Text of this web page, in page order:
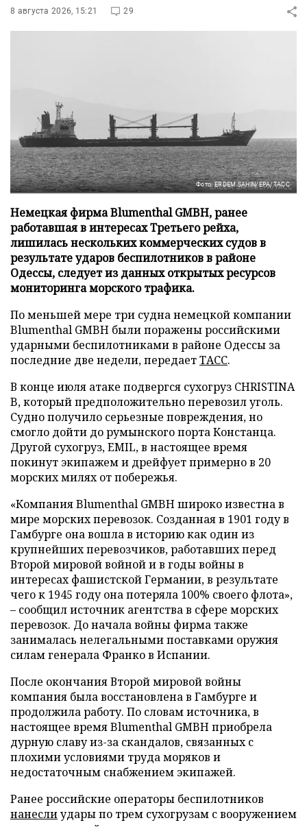
8 августа 2026, 15:21 29
Фото: ERDEM SAHIN/EPA/ТАСС
Немецкая фирма Blumenthal GMBH, ранее
работавшая в интересах Третьего рейха,
лишилась нескольких коммерческих судов в
результате ударов беспилотников в районе
Одессы, следует из данных открытых ресурсов
мониторинга морского трафика.
По меньшей мере три судна немецкой компании
Blumenthal GMBH были поражены российскими
ударными беспилотниками в районе Одессы за
последние две недели, передаетТАСС.
В конце июля атаке подвергся сухогруз CHRISTINA
B, который предположительно перевозил уголь.
Судно получило серьезные повреждения, но
смогло дойти до румынского порта Констанца.
Другой сухогруз, EMIL, в настоящее время
покинут экипажем и дрейфует примерно в 20
морских милях от побережья.
«Компания Blumenthal GMBH широко известна в
мире морских перевозок. Созданная в 1901 году в
Гамбурге она вошла в историю как один из
крупнейших перевозчиков, работавших перед
Второй мировой войной и в годы войны в
интересах фашистской Германии, в результате
чего к 1945 году она потеряла 100% своего флота»,
– сообщил источник агентства в сфере морских
перевозок. До начала войны фирма также
занималась нелегальными поставками оружия
силам генерала Франко в Испании.
После окончания Второй мировой войны
компания была восстановлена в Гамбурге и
продолжила работу. По словам источника, в
настоящее время Blumenthal GMBH приобрела
дурную славу из-за скандалов, связанных с
плохими условиями труда моряков и
недостаточным снабжением экипажей.
Ранее российские операторы беспилотников
нанеслиудары по трем сухогрузам с вооружением